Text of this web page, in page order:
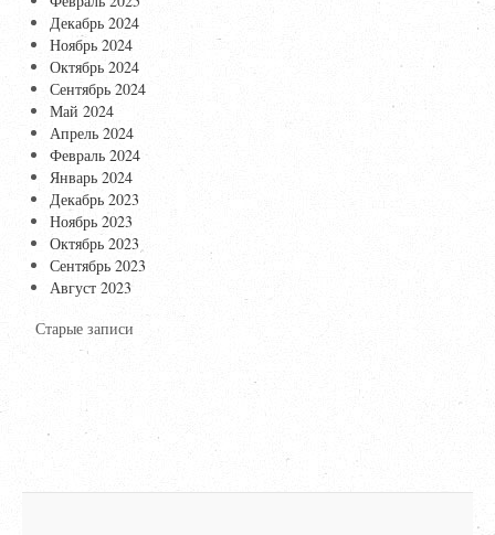
Декабрь 2024
Ноябрь 2024
Октябрь 2024
Сентябрь 2024
Май 2024
Апрель 2024
Февраль 2024
Январь 2024
Декабрь 2023
Ноябрь 2023
Октябрь 2023
Сентябрь 2023
Август 2023
Старые записи